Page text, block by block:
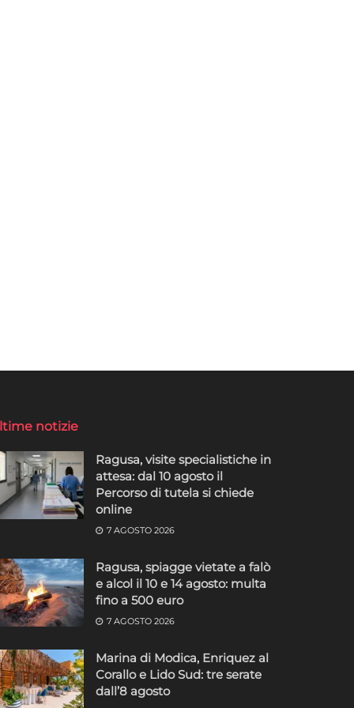
notizie
Ragusa, visite specialistiche in
attesa: dal 10 agosto il
Percorso di tutela si chiede
online
7 AGOSTO 2026
Ragusa, spiagge vietate a falò
e alcol il 10 e 14 agosto: multa
fino a 500 euro
7 AGOSTO 2026
Marina di Modica, Enriquez al
Corallo e Lido Sud: tre serate
dall’8 agosto